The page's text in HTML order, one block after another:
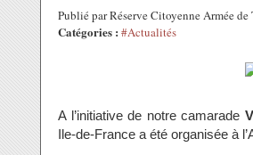
Publié par Réserve Citoyenne Armée
Catégories : #Actualités
A l’initiative de notre camarade
Ile-de-France a été organisée à